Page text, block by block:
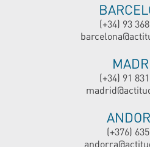
(+34) 93
(+34) 91
(+376)